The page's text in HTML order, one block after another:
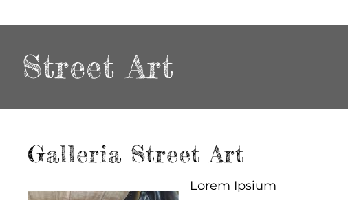
Street Art
Galleria Street Art
Lorem Ipsium